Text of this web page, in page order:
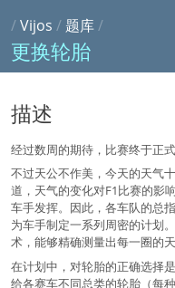
/Vijos / 题库/
更换轮胎
描述
经过数周的期待，比赛终于正式
不过天公不作美，今天的天气
道，天气的变化对F1比赛的影
车手发挥。因此，各车队的总
为车手制定一系列周密的计划
术，能够精确测量出每一圈的
在计划中，对轮胎的正确选择
给各赛车不同总类的轮胎（每